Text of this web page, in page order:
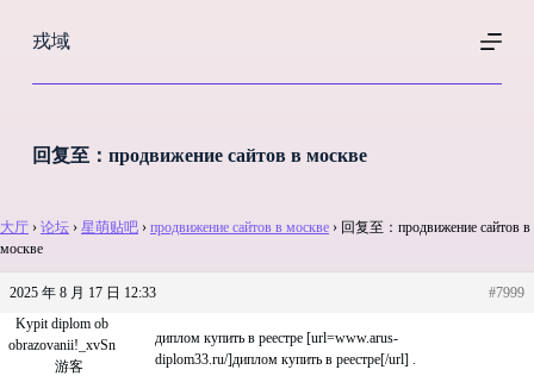
过
戎域
回复至：продвижение сайтов в москве
大厅 › 论坛 › 星萌贴吧 › продвижение сайтов в москве › 回复至：продвижение сайтов в
москве
2025 年 8 月 17 日 12:33
#7999
Kypit diplom ob
obrazovanii!_xvSn
游客
диплом купить в реестре [url=www.arus-
diplom33.ru/]диплом купить в реестре[/url] .